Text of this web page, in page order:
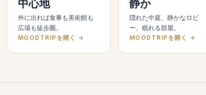
中心地
外に出れば食事も美術館も
広場も徒歩圏。
MOODTRIPを開く →
静か
隠れた中庭、静かなロビ
ー、眠れる部屋。
MOODTRIPを開く →